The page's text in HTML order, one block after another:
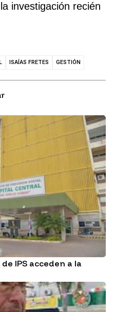
investigación recién
ISAÍAS FRETES GESTIÓN
IPS acceden a la